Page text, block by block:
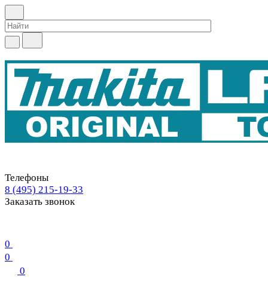
Телефоны
8 (495) 215-19-33
Заказать звонок
0
0
0